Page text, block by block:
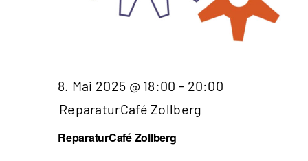
ReparaturCafé Zollberg
8. Mai 2025 @ 18:00 - 20:00
ReparaturCafé Zollberg